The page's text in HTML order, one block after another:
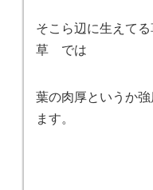
そこら辺に生えて
草 では
葉の肉厚というか
ます。